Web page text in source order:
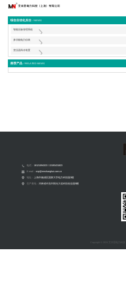
综合自动化后台 / NEWS
智能压板管理系统
多功能电力仪表
变压器风冷装置
推荐产品 / RELATED NEWS
电话：18121094323 / 13193431823
E-mail：nzp@mnshanghai.com.cn
地址：
上海市杨浦区国家大学电力科技园3楼
生产基地：河南省许昌市阳光大道科技创业园5幢